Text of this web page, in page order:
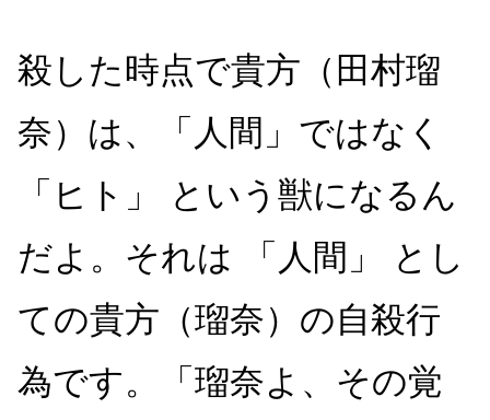
殺した時点で貴方（田村瑠
奈）は、「人間」ではなく
「ヒト」 という獣になるん
だよ。それは 「人間」 とし
ての貴方（瑠奈）の自殺行
為です。「瑠奈よ、その覚